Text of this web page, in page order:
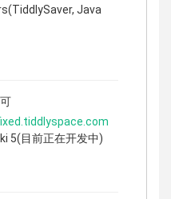
Java
5(目前正在开发中)